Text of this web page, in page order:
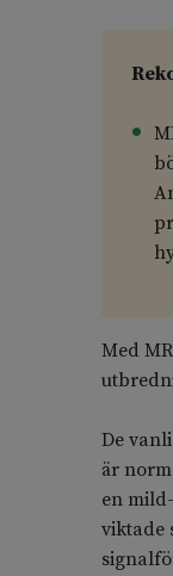
Med
De
är
en
viktade